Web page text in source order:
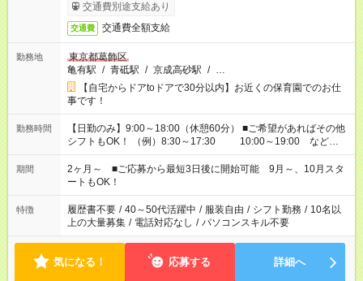
交通費別途支給あり
交通費 交通費全額支給
勤務地
東京都葛飾区
亀有駅 / 青砥駅 / 京成高砂駅 / …
【自宅からドアtoドアで30分以内】お近くの保育園でのお仕
事です！
勤務時間
【日勤のみ】9:00～18:00（休憩60分） ■ご希望があればその他
シフトもOK！ （例）8:30～17:30 10:00～19:00 など
「家族とお休みを合わせたい」 「余裕を持って夕飯の準備がし
たい」 「できれば残業はしたくない」 など、ご希望があれば教
えてくださいね。 ※Wワーク希望の方へ 今ご覧のお仕事で希望
する勤務時間と、もう1つのお仕事の勤務時間。 合計で週40時
間を超える場合は応募できません
期間
2ヶ月～ ■ご応募から最短3日後に開始可能 9月～、10月スタ
ートもOK！
特徴 履歴書不要 / 40～50代活躍中 / 服装自由 / シフト勤務 / 10名以
上の大量募集 / 電話対応なし / パソコンスキル不要
気になる！ 応募する 詳細へ